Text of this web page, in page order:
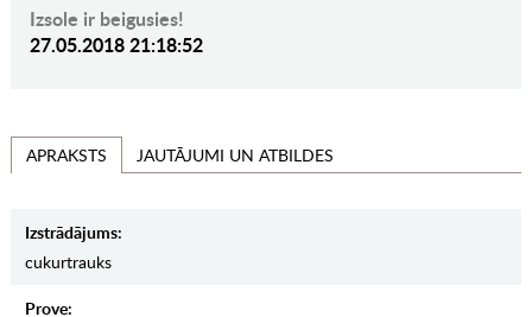
Izsole ir beigusies!
27.05.2018 21:18:52
APRAKSTS JAUTĀJUMI UN ATBILDES
Izstrādājums:
cukurtrauks
Prove: